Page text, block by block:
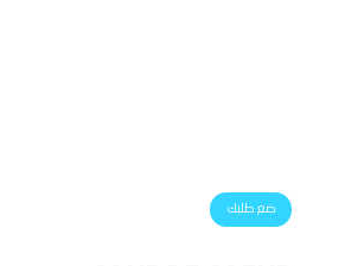
ضع طلبك